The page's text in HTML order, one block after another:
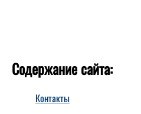
Содержание сайта:
Контакты